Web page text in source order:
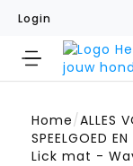
Login
Home/ALLES
SPEELGOED EN
Lick mat -